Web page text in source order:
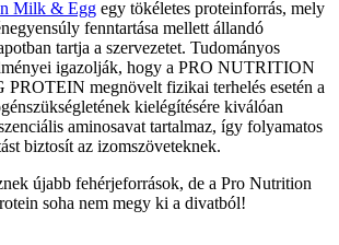
Milk & Egg egy tökéletes proteinforrás, mely
fenntartása mellett állandó
tartja a szervezetet. Tudományos
igazolják, hogy a PRO NUTRITION
megnövelt fizikai terhelés esetén a
kielégítésére kiválóan
aminosavat tartalmaz, így folyamatos
biztosít az izomszöveteknek.
újabb fehérjeforrások, de a Pro Nutrition
soha nem megy ki a divatból!